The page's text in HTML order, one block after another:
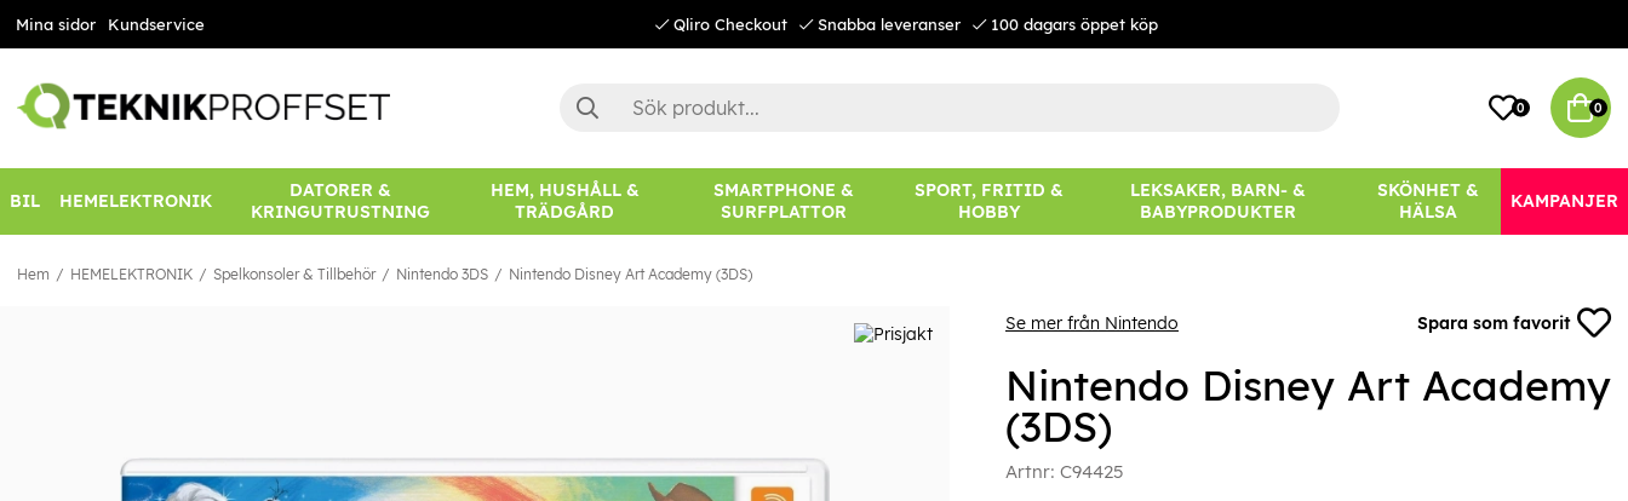
Mina sidor Kundservice Qliro Checkout Snabba leveranser 100 dagars öppet köp
0 0
BIL HEMELEKTRONIK
DATORER &
KRINGUTRUSTNING
HEM, HUSHÅLL &
TRÄDGÅRD
SMARTPHONE &
SURFPLATTOR
SPORT, FRITID &
HOBBY
LEKSAKER, BARN- &
BABYPRODUKTER
SKÖNHET &
HÄLSA
KAMPANJER
Hem HEMELEKTRONIK Spelkonsoler & Tillbehör Nintendo 3DS Nintendo Disney Art Academy (3DS)
Se mer från Nintendo Spara som favorit
Nintendo Disney Art Academy
(3DS)
Artnr: C94425